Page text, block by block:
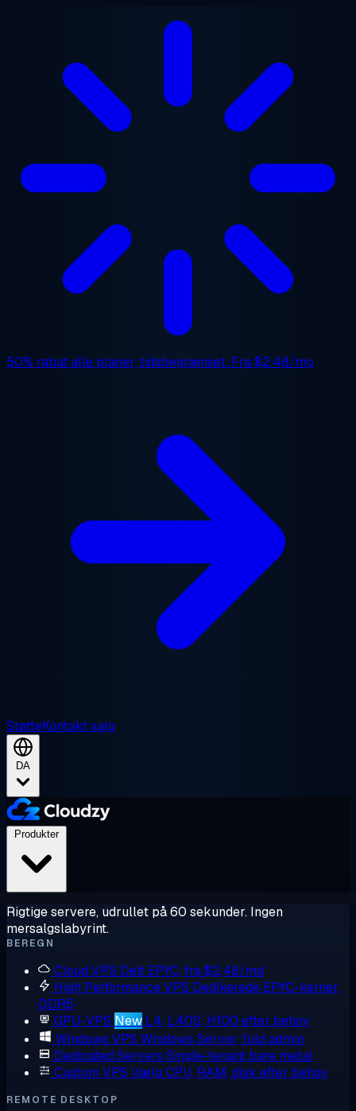
50% rabatalle planer, tidsbegrænset. Fra$2.48/mo
StøtteKontakt salg
DA
Produkter
Rigtige servere, udrullet på 60 sekunder. Ingen
mersalgslabyrint.
BEREGN
Cloud VPS Delt EPYC, fra $2,48/md
High Performance VPS Dedikerede EPYC-kerner,
DDR5
GPU-VPS New L4, L40S, H100 efter behov
Windows VPS Windows Server, fuld admin
Dedicated Servers Single-tenant bare metal
Custom VPS Vælg CPU, RAM, disk efter behov
REMOTE DESKTOP